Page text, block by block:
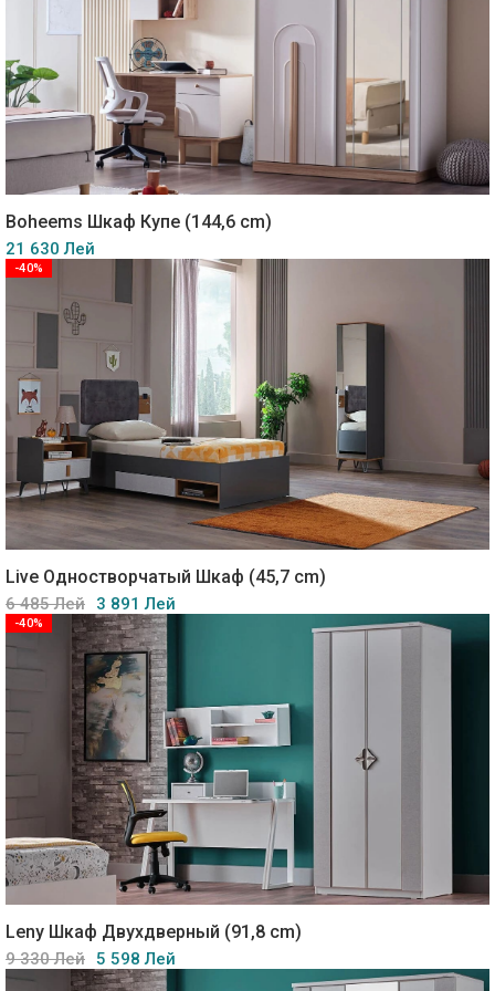
Boheems Шкаф Купе (144,6 cm)
21 630 Лей
-40%
Live Одностворчатый Шкаф (45,7 cm)
6 485 Лей 3 891 Лей
-40%
Leny Шкаф Двухдверный (91,8 cm)
9 330 Лей 5 598 Лей